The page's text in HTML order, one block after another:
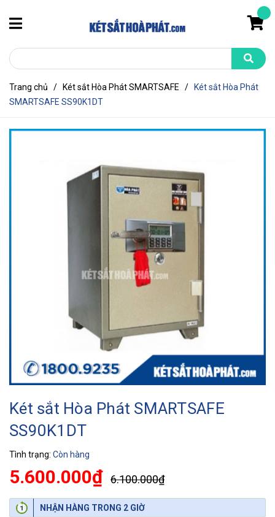
Trang chủ / Két sắt Hòa Phát SMARTSAFE /
Két sắt Hòa Phát
SMARTSAFE SS90K1DT
Két sắt Hòa Phát SMARTSAFE
SS90K1DT
Tình trạng: Còn hàng
5.600.000₫ 6.100.000₫
NHẬN HÀNG TRONG 2 GIỜ